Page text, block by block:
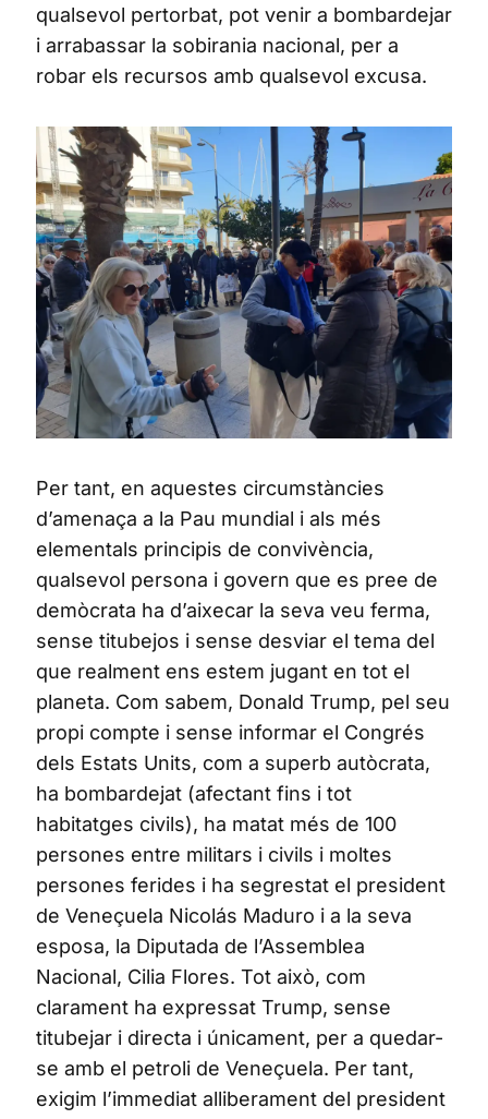
qualsevol pertorbat, pot venir a bombardejar
i arrabassar la sobirania nacional, per a
robar els recursos amb qualsevol excusa.
Per tant, en aquestes circumstàncies
d’amenaça a la Pau mundial i als més
elementals principis de convivència,
qualsevol persona i govern que es pree de
demòcrata ha d’aixecar la seva veu ferma,
sense titubejos i sense desviar el tema del
que realment ens estem jugant en tot el
planeta. Com sabem, Donald Trump, pel seu
propi compte i sense informar el Congrés
dels Estats Units, com a superb autòcrata,
ha bombardejat (afectant fins i tot
habitatges civils), ha matat més de 100
persones entre militars i civils i moltes
persones ferides i ha segrestat el president
de Veneçuela Nicolás Maduro i a la seva
esposa, la Diputada de l’Assemblea
Nacional, Cilia Flores. Tot això, com
clarament ha expressat Trump, sense
titubejar i directa i únicament, per a quedar-
se amb el petroli de Veneçuela. Per tant,
exigim l’immediat alliberament del president